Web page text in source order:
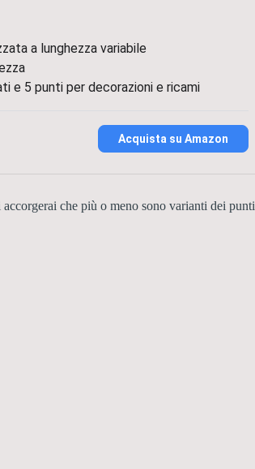
a lunghezza variabile
e 5 punti per decorazioni e ricami
Acquista su Amazon
che più o meno sono varianti dei punti